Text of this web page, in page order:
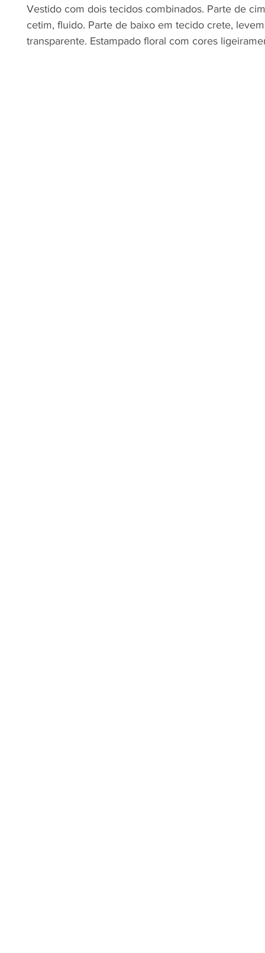
Vestido com dois tecidos combinados. Parte de
cetim, fluido. Parte de baixo em tecido crete,
transparente. Estampado floral com cores